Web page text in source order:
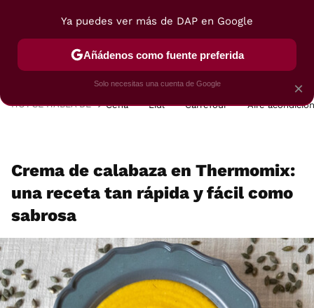
POSTRES VIAJES SELECCIÓN VEGUI
HOY SE HABLA DE Cena Lidl Carrefour Aire
Crema de calabaza en Thermomix:
una receta tan rápida y fácil como
sabrosa
×
Ya puedes ver más de DAP en Google
Añádenos como fuente preferida
Solo necesitas una cuenta de Google